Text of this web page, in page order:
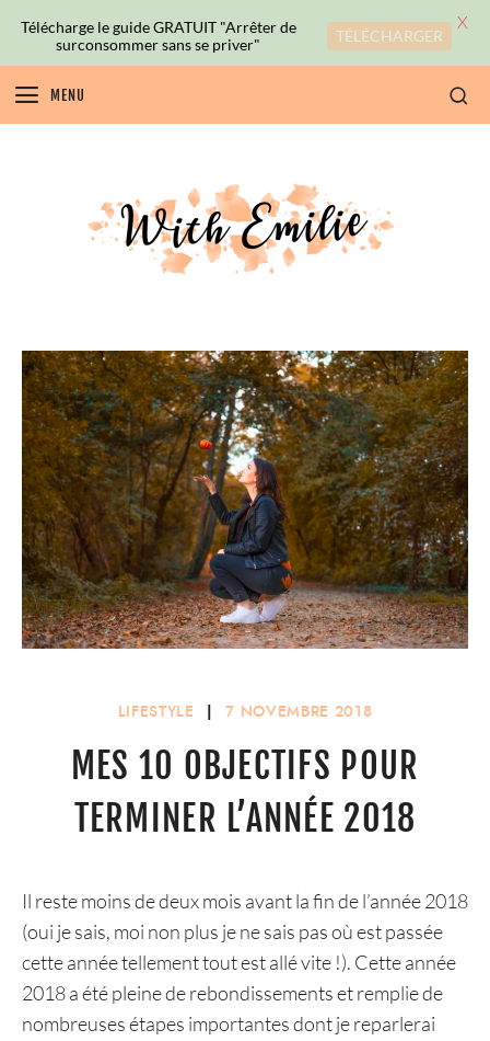
MENU
LIFESTYLE | 7 NOVEMBRE 2018
MES 10 OBJECTIFS POUR
TERMINER L’ANNÉE 2018
Il reste moins de deux mois avant la fin de l’année 2018
(oui je sais, moi non plus je ne sais pas où est passée
cette année tellement tout est allé vite !). Cette année
2018 a été pleine de rebondissements et remplie de
nombreuses étapes importantes dont je reparlerai
Télécharge le guide GRATUIT "Arrêter de
surconsommer sans se priver"
TÉLÉCHARGER
X